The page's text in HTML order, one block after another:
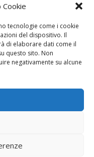
Cookie
tecnologie come i cookie
del dispositivo. Il
di elaborare dati come il
questo sito. Non
negativamente su alcune
SOS Pediatra